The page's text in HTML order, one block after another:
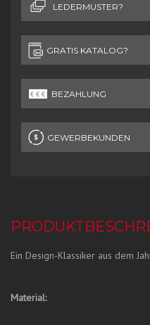
LEDERMUSTER?
GRATIS KATALOG?
BEZAHLUNG
GEWERBEKUNDEN
Ein Design-Klassiker aus dem
Material: